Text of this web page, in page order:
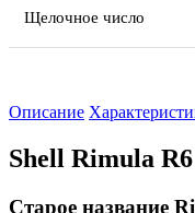
Щелочное число
Описание
Shell Rimula
Старое название